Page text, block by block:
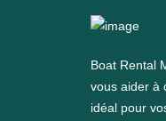
Boat Rental
vous aider à
idéal pour